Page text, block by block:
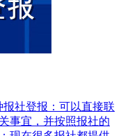
社登报：可以直接联
事宜，并按照报社的